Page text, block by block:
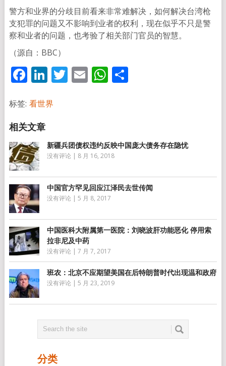
警方和业界的分歧目前看来非常难解决，如何解决台湾枪
支犯罪的问题又不影响到业者的权利，现在似乎不只是警
察和业者的问题，也考验了相关部门官员的智慧。
（源自：BBC）
Facebook
LinkedIn
Twitter
EmailWhatsApp
分
标签: 看世界
新疆兵团债权违约反映中国庞大债务存在隐忧
没有评论 | 8 月 16, 2018
中国官方罕见回应江泽民去世传闻
没有评论 | 5 月 8, 2017
中国医科大附属第一医院：刘晓波肝功能恶化 停用索
拉非尼及中药
没有评论 | 7 月 7, 2017
班农：北京不应期望美国在后特朗普时代出现温和政府
没有评论 | 5 月 23, 2019
分类